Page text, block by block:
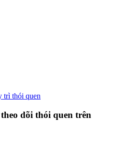
trì thói quen
dõi thói quen trên